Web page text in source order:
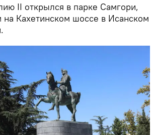
II открылся в парке Самгори,
Кахетинском шоссе в Исанском